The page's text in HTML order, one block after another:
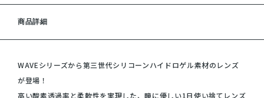
商品詳細
WAVEシリーズから第三世代シリコーンハイドロゲル素材のレンズ
が登場！
高い酸素透過率と柔軟性を実現した、瞳に優しい1日使い捨てレンズ